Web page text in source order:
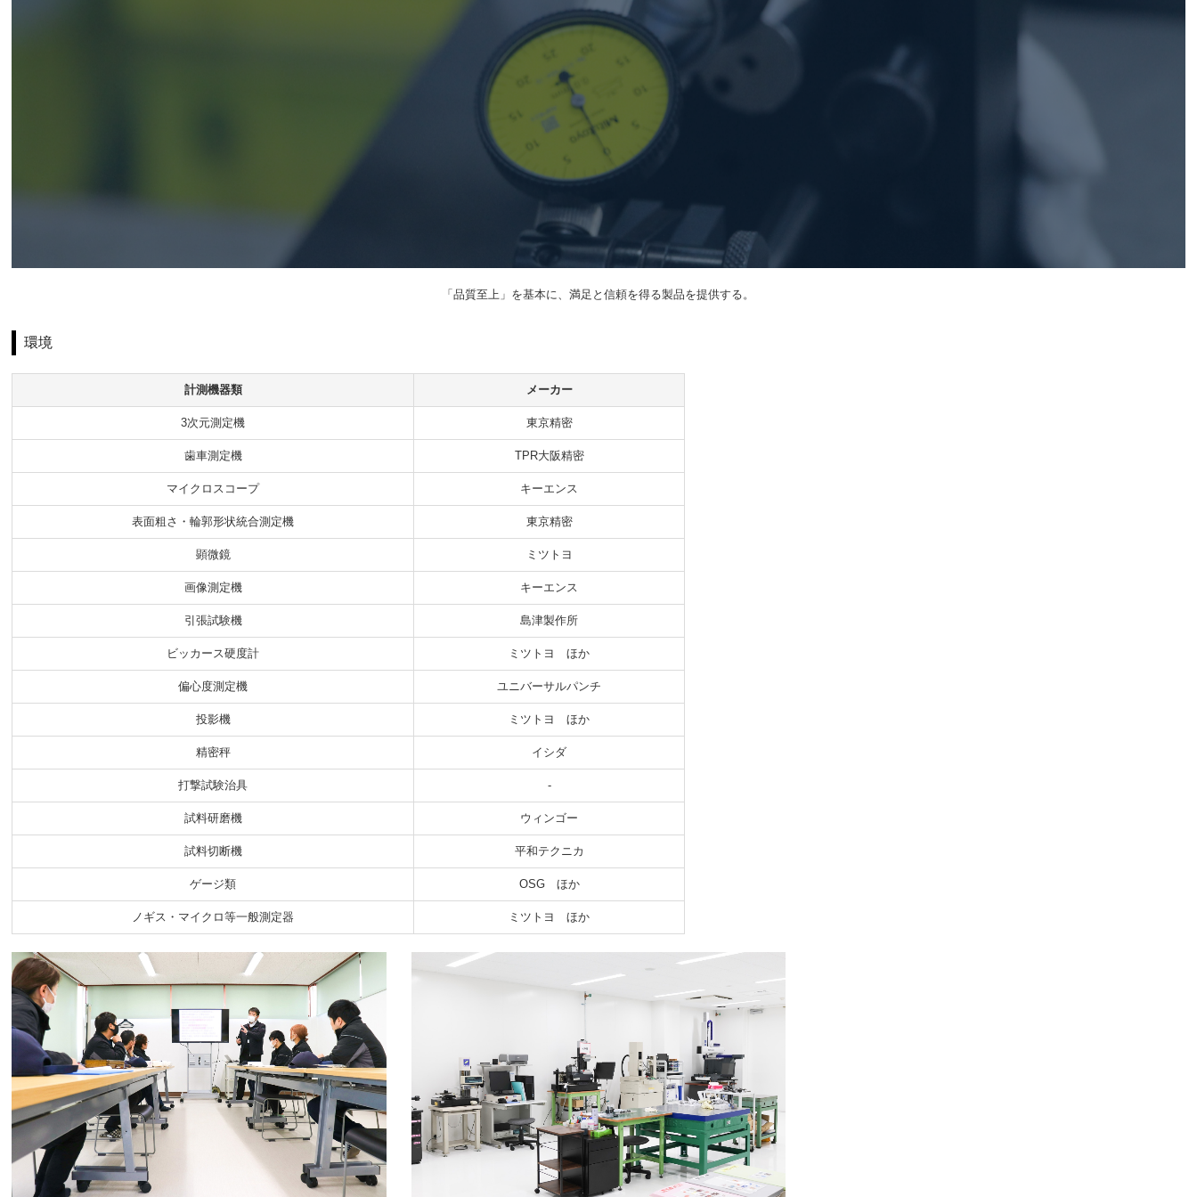
「品質至上」を基本に、満足と信頼を得る製品を提供する。
環境
計測機器類 メーカー
3次元測定機 東京精密
歯車測定機 TPR大阪精密
マイクロスコープ キーエンス
表面粗さ・輪郭形状統合測定機 東京精密
顕微鏡 ミツトヨ
画像測定機 キーエンス
引張試験機 島津製作所
ビッカース硬度計 ミツトヨ ほか
偏心度測定機 ユニバーサルパンチ
投影機 ミツトヨ ほか
精密秤 イシダ
打撃試験治具 -
試料研磨機 ウィンゴー
試料切断機 平和テクニカ
ゲージ類 OSG ほか
ノギス・マイクロ等一般測定器 ミツトヨ ほか